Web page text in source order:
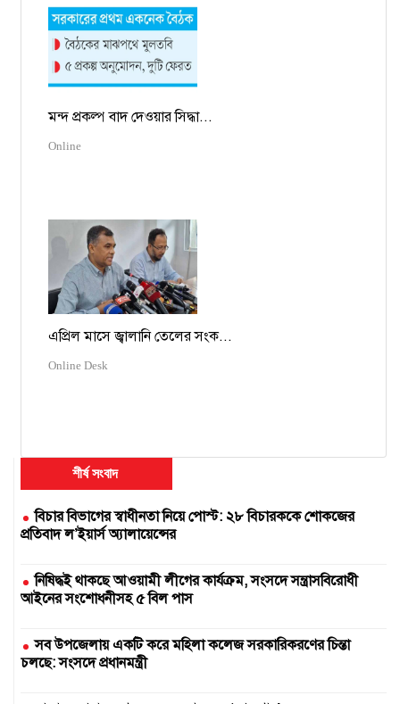
মন্দ প্রকল্প বাদ দেওয়ার সিদ্ধা...
Online
এপ্রিল মাসে জ্বালানি তেলের সংক...
Online Desk
শীর্ষ সংবাদ
বিচার বিভাগের স্বাধীনতা নিয়ে পোস্ট: ২৮ বিচারককে শোকজের
প্রতিবাদ ল’ইয়ার্স অ্যালায়েন্সের
নিষিদ্ধই থাকছে আওয়ামী লীগের কার্যক্রম, সংসদে সন্ত্রাসবিরোধী
আইনের সংশোধনীসহ ৫ বিল পাস
সব উপজেলায় একটি করে মহিলা কলেজ সরকারিকরণের চিন্তা
চলছে: সংসদে প্রধানমন্ত্রী